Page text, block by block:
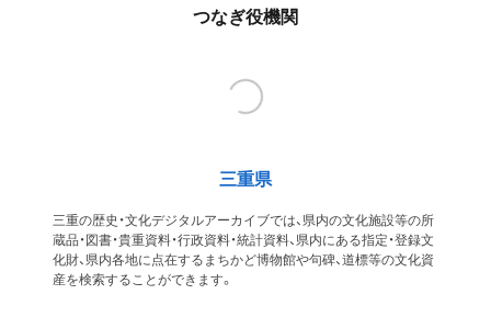
つなぎ役機関
三重県
三重の歴史・文化デジタルアーカイブでは、県内の文化施設等の所
蔵品・図書・貴重資料・行政資料・統計資料、県内にある指定・登録文
化財、県内各地に点在するまちかど博物館や句碑、道標等の文化資
産を検索することができます。